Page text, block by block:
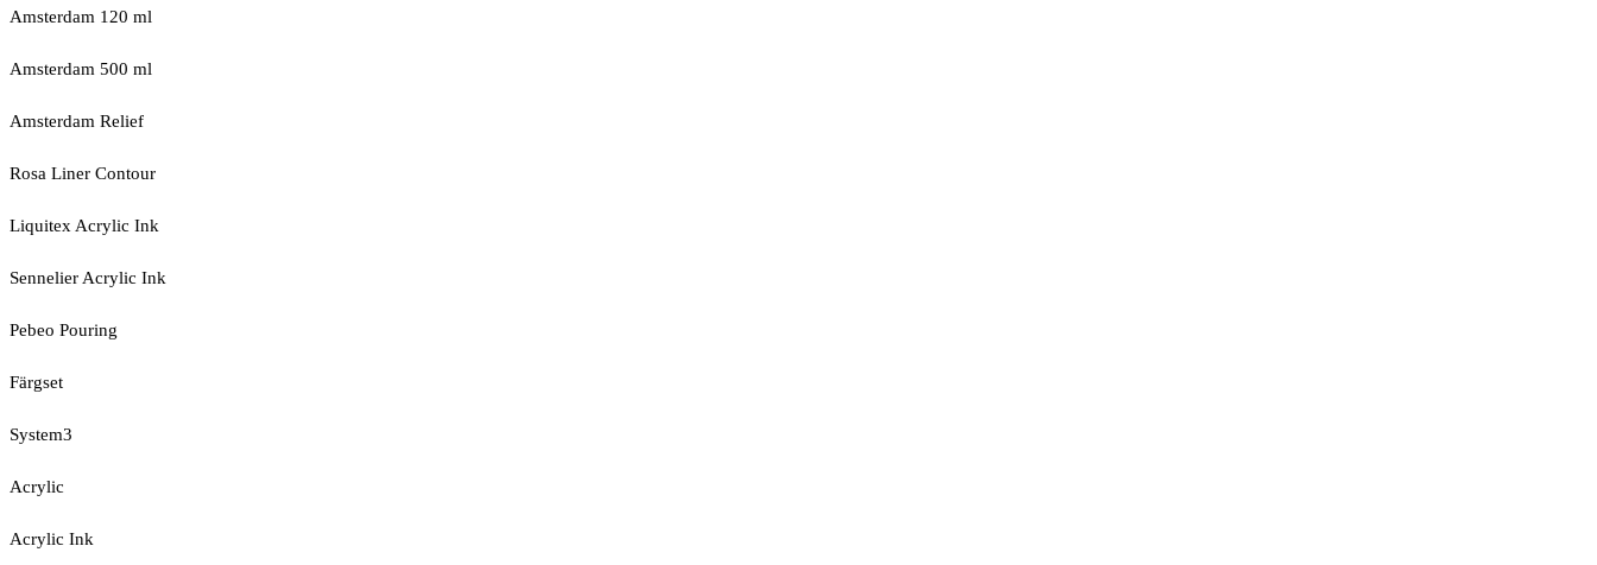
Amsterdam 120 ml
Amsterdam 500 ml
Amsterdam Relief
Rosa Liner Contour
Liquitex Acrylic Ink
Sennelier Acrylic Ink
Pebeo Pouring
Färgset
System3
Acrylic
Acrylic Ink